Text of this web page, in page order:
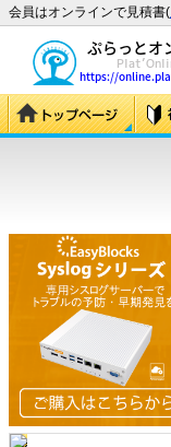
会員はオンラインで見積書(